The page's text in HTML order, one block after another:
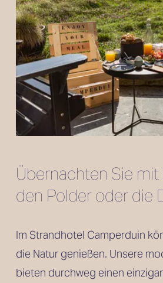
Übernachten Sie mit
den Polder oder die
Im Strandhotel Camperduin
die Natur genießen. Unsere